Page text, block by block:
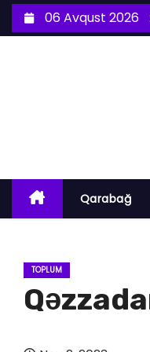
k
06 Avqust 2026
Qarabağ
TOPLUM